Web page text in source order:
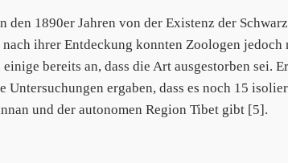
1890er Jahren von der Existenz der
nach ihrer Entdeckung konnten Zoologen jedoch
bereits an, dass die Art ausgestorben sei.
ergaben, dass es noch 15
und der autonomen Region Tibet gibt [5].